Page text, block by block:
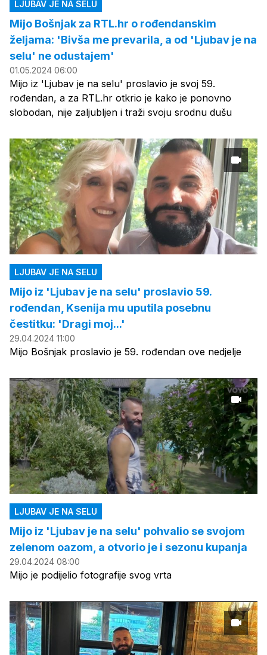
LJUBAV JE NA SELU
Mijo Bošnjak za RTL.hr o rođendanskim
željama: 'Bivša me prevarila, a od 'Ljubav je na
selu' ne odustajem'
01.05.2024 06:00
Mijo iz 'Ljubav je na selu' proslavio je svoj 59.
rođendan, a za RTL.hr otkrio je kako je ponovno
slobodan, nije zaljubljen i traži svoju srodnu dušu
LJUBAV JE NA SELU
Mijo iz 'Ljubav je na selu' proslavio 59.
rođendan, Ksenija mu uputila posebnu
čestitku: 'Dragi moj...'
29.04.2024 11:00
Mijo Bošnjak proslavio je 59. rođendan ove nedjelje
LJUBAV JE NA SELU
Mijo iz 'Ljubav je na selu' pohvalio se svojom
zelenom oazom, a otvorio je i sezonu kupanja
29.04.2024 08:00
Mijo je podijelio fotografije svog vrta